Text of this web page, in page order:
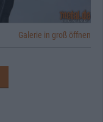
Galerie in groß öffnen